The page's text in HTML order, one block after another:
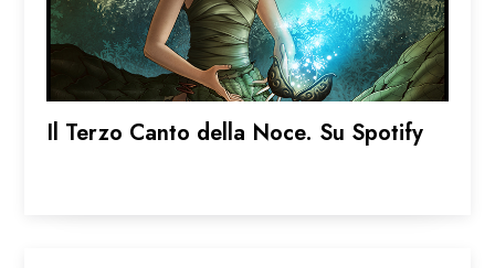
Il Terzo Canto della Noce. Su Spotify